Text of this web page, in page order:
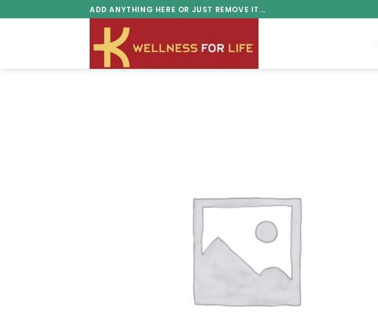
to
ADD ANYTHING HERE OR JUST REMOVE IT...